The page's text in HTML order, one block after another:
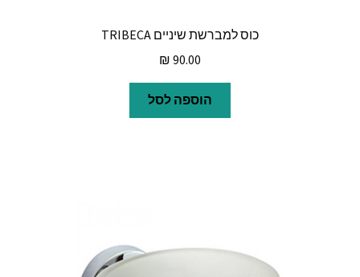
כוס למברשת שיניים TRIBECA
₪ 90.00
הוספה לסל